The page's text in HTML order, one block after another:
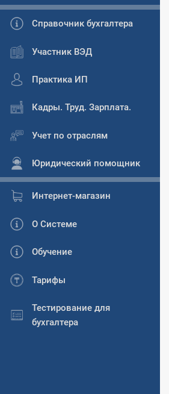
Справочник бухгалтера
Участник ВЭД
Практика ИП
Кадры. Труд. Зарплата.
Учет по отраслям
Юридический помощник
Интернет-магазин
О Системе
Обучение
Тарифы
Тестирование для
бухгалтера